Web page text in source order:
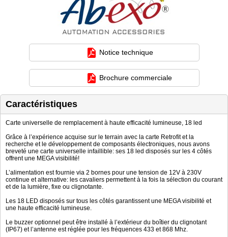
Notice technique
Brochure commerciale
Caractéristiques
Carte universelle de remplacement à haute efficacité lumineuse, 18 led
Grâce à l’expérience acquise sur le terrain avec la carte Retrofit et la
recherche et le développement de composants électroniques, nous avons
breveté une carte universelle infaillible: ses 18 led disposés sur les 4 côtés
offrent une MEGA visibilité!
L’alimentation est fournie via 2 bornes pour une tension de 12V à 230V
continue et alternative: les cavaliers permettent à la fois la sélection du courant
et de la lumière, fixe ou clignotante.
Les 18 LED disposés sur tous les côtés garantissent une MEGA visibilité et
une haute efficacité lumineuse.
Le buzzer optionnel peut être installé à l’extérieur du boîtier du clignotant
(IP67) et l’antenne est réglée pour les fréquences 433 et 868 Mhz.